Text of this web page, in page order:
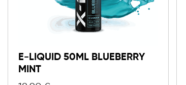
E-LIQUID 50ML BLUEBERRY
MINT